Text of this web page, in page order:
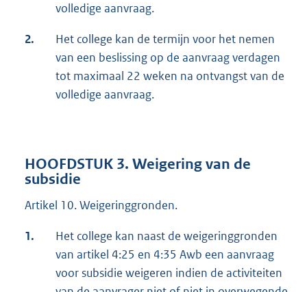
volledige aanvraag.
2.
Het college kan de termijn voor het nemen
van een beslissing op de aanvraag verdagen
tot maximaal 22 weken na ontvangst van de
volledige aanvraag.
HOOFDSTUK 3. Weigering van de
subsidie
Artikel 10. Weigeringgronden.
1.
Het college kan naast de weigeringgronden
van artikel 4:25 en 4:35 Awb een aanvraag
voor subsidie weigeren indien de activiteiten